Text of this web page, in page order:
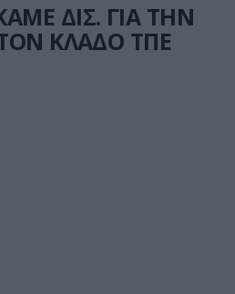
ΔΙΣ. ΓΙΑ ΤΗΝ
ΤΟΝ ΚΛΑΔΟ ΤΠΕ